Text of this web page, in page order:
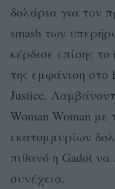
δολάρια για τον
smash των
κέρδισε επίσης το
της εμφάνιση στο
Justice.
Woman Woman με
εκατομμυρίων
πιθανό η Gadot
συνέχεια.